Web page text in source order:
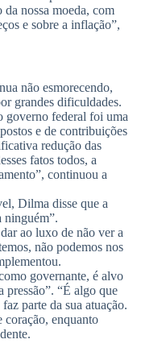
nossa moeda, com
e sobre a inflação”,
não esmorecendo,
grandes dificuldades.
governo federal foi uma
e de contribuições
redução das
fatos todos, a
continuou a
Dilma disse que a
ninguém”.
ao luxo de não ver a
não podemos nos
governante, é alvo
pressão”. “É algo que
parte da sua atuação.
coração, enquanto